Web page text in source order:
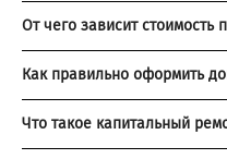
От чего зависит стоимость
Как правильно оформить
Что такое капитальный